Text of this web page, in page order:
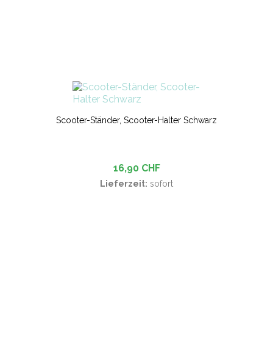
Scooter-Ständer, Scooter-Halter Schwarz
16,90 CHF
Lieferzeit: sofort